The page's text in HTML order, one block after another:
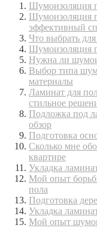
Шумоизоляция
Шумоизоляция
эффективный
Что выбрать
Шумоизоляция
Нужна ли
Выбор типа
материалы
Ламинат для
стильное
Подложка под
обзор
Подготовка
Сколько мне
квартире
Укладка
Мой опыт
пола
Подготовка
Укладка
Мой опыт